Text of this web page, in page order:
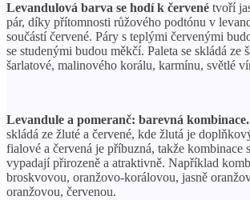
Levandulová barva se hodí k červené tvoří
pár, díky přítomnosti růžového podtónu v
součástí červené. Páry s teplými červenými
se studenými budou měkčí. Paleta se skládá ze
šarlatové, malinového korálu, karmínu, světlé
Levandule a pomeranč: barevná kombinace.
skládá ze žluté a červené, kde žlutá je
fialové a červená je příbuzná, takže kombinace
vypadají přirozeně a atraktivně. Například
broskvovou, oranžovo-korálovou, jasně
oranžovou, červenou.